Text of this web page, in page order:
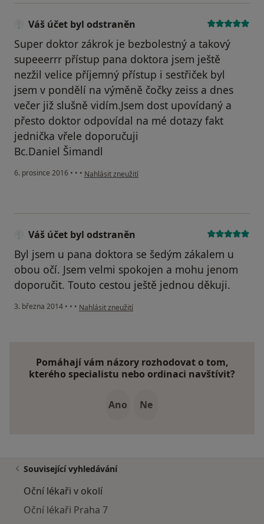
Váš účet byl odstraněn
Super doktor zákrok je bezbolestný a takový
supeeerrr přístup pana doktora jsem ještě
nezžil velice příjemný přístup i sestřiček byl
jsem v pondělí na výměně čočky zeiss a dnes
večer již slušně vidím.Jsem dost upovídaný a
přesto doktor odpovídal na mé dotazy fakt
jednička vřele doporučuji
Bc.Daniel Šimandl
6. prosince 2016 • • • podle názoru uživatele Váš účet byl odstraněn
Nahlásit zneužití
Váš účet byl odstraněn
Byl jsem u pana doktora se šedým zákalem u
obou očí. Jsem velmi spokojen a mohu jenom
doporučit. Touto cestou ještě jednou děkuji.
3. března 2014 • • • podle názoru uživatele Váš účet byl odstraněn
Nahlásit zneužití
Pomáhají vám názory rozhodovat o tom,
kterého specialistu nebo ordinaci navštívit?
Ano Ne
Související vyhledávání
Oční lékaři v okolí
Oční lékaři Praha 7